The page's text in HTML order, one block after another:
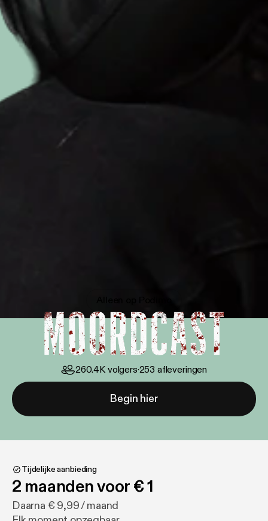
260.4K volgers·253 afleveringen
Begin hier
Tijdelijke aanbieding
2 maanden voor € 1
Daarna € 9,99 / maand